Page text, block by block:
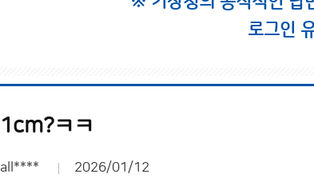
로그인
1cm?ㅋㅋ
all**** 2026/01/12